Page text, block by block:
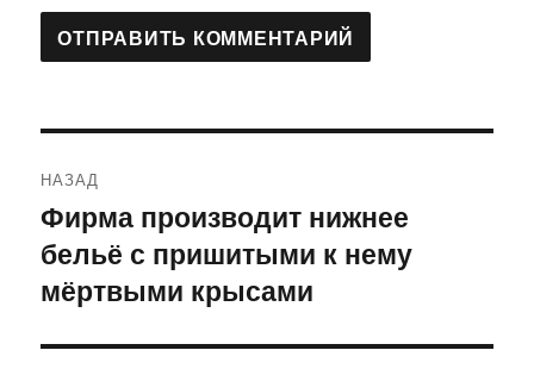
по
записям
НАЗАД
Предыдущая
запись:
Фирма производит нижнее
бельё с пришитыми к нему
мёртвыми крысами